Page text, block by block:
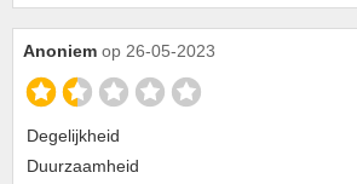
Anoniem op 26-05-2023
Degelijkheid
Duurzaamheid